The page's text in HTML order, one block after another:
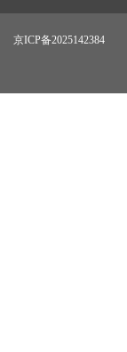
京ICP备2025142384